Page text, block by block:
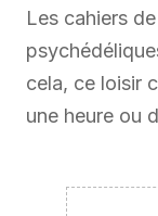
Les cahiers
cela, ce loisir
une heure ou